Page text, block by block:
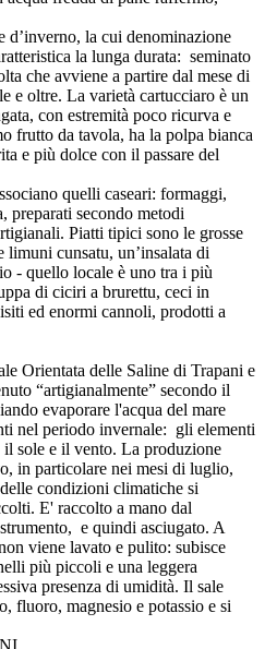
la cui denominazione
la lunga durata: seminato
che avviene a partire dal mese di
e oltre. La varietà cartucciaro è un
con estremità poco ricurva e
frutto da tavola, ha la polpa bianca
e più dolce con il passare del
quelli caseari: formaggi,
preparati secondo metodi
Piatti tipici sono le grosse
limuni cunsatu, un’insalata di
- quello locale è uno tra i più
di ciciri a brurettu, ceci in
ed enormi cannoli, prodotti a
Orientata delle Saline di Trapani e
“artigianalmente” secondo il
evaporare l'acqua del mare
nel periodo invernale: gli elementi
sole e il vento. La produzione
in particolare nei mesi di luglio,
condizioni climatiche si
E' raccolto a mano dal
e quindi asciugato. A
viene lavato e pulito: subisce
più piccoli e una leggera
presenza di umidità. Il sale
fluoro, magnesio e potassio e si